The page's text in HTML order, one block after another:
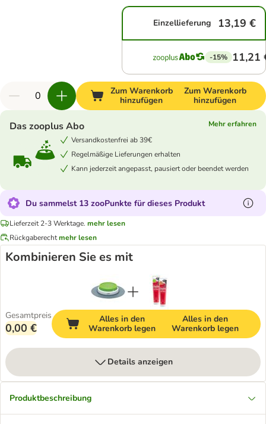
Einzellieferung 13,19 €
-15% 11,21
Zum Warenkorb
hinzufügen
Zum Warenkorb
hinzufügen
Das zooplus Abo
Mehr erfahren
Versandkostenfrei ab 39€
Regelmäßige Lieferungen erhalten
Kann jederzeit angepasst, pausiert oder beendet werden
Du sammelst 13 zooPunkte für dieses Produkt
Lieferzeit 2-3 Werktage. mehr lesen
Rückgaberechtmehr lesen
Kombinieren Sie es mit
Gesamtpreis
0,00 €
Alles in den
Warenkorb legen
Alles in den
Warenkorb legen
Details anzeigen
Produktbeschreibung